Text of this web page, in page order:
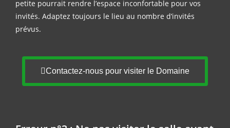
petite pourrait rendre l’espace inconfortable pour vos
invités. Adaptez toujours le lieu au nombre d’invités
prévus.
Contactez-nous pour visiter le Domaine